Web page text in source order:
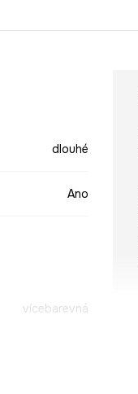
dlouhé
Ano
vícebarevná